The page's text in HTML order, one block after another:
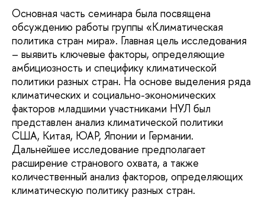
Основная часть семинара была посвящена
обсуждению работы группы «Климатическая
политика стран мира». Главная цель исследования
– выявить ключевые факторы, определяющие
амбициозность и специфику климатической
политики разных стран. На основе выделения ряда
климатических и социально-экономических
факторов младшими участниками НУЛ был
представлен анализ климатической политики
США, Китая, ЮАР, Японии и Германии.
Дальнейшее исследование предполагает
расширение странового охвата, а также
количественный анализ факторов, определяющих
климатическую политику разных стран.